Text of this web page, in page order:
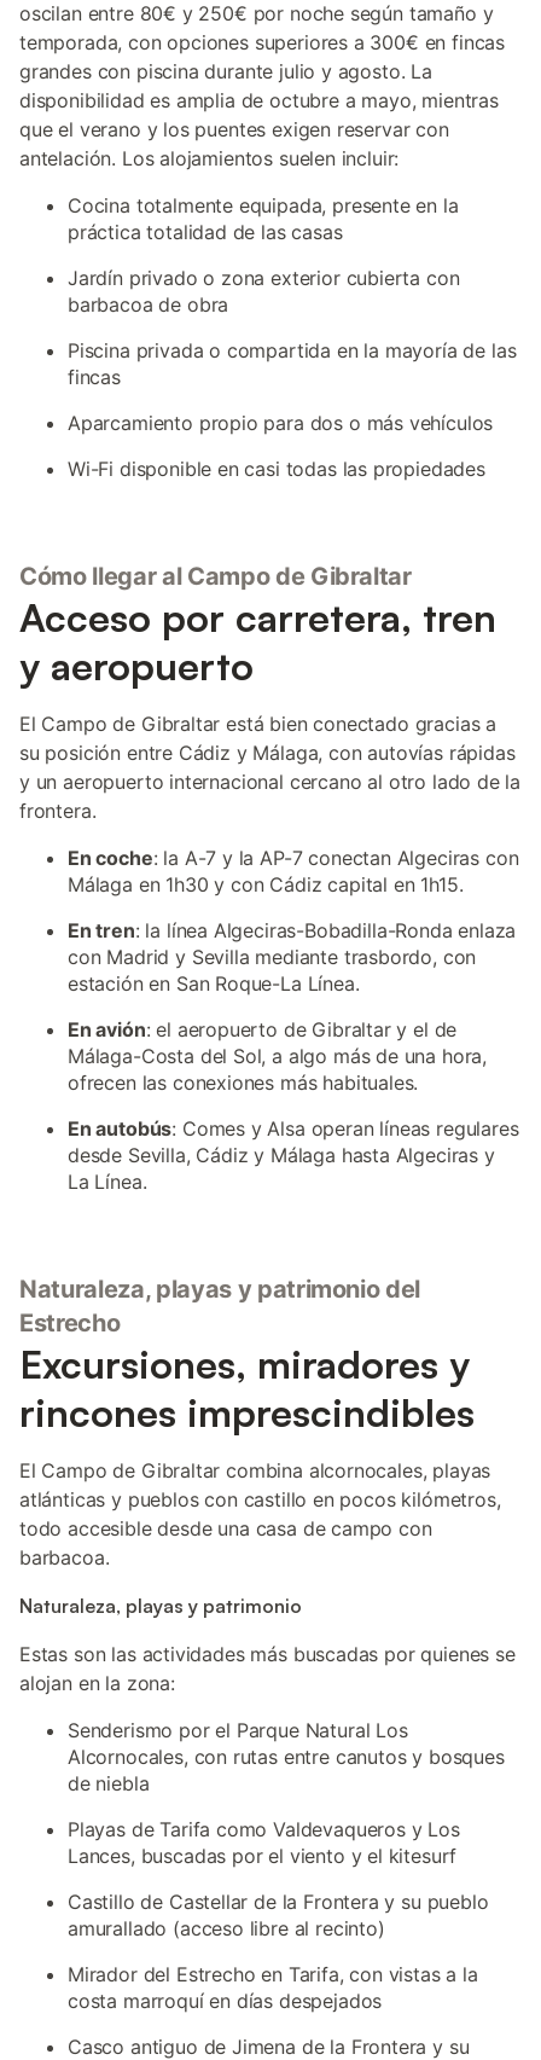
oscilan entre 80€ y 250€ por noche según tamaño y
temporada, con opciones superiores a 300€ en fincas
grandes con piscina durante julio y agosto. La
disponibilidad es amplia de octubre a mayo, mientras
que el verano y los puentes exigen reservar con
antelación. Los alojamientos suelen incluir:
Cocina totalmente equipada, presente en la
práctica totalidad de las casas
Jardín privado o zona exterior cubierta con
barbacoa de obra
Piscina privada o compartida en la mayoría de las
fincas
Aparcamiento propio para dos o más vehículos
Wi-Fi disponible en casi todas las propiedades
Cómo llegar al Campo de Gibraltar
Acceso por carretera, tren
y aeropuerto
El Campo de Gibraltar está bien conectado gracias a
su posición entre Cádiz y Málaga, con autovías rápidas
y un aeropuerto internacional cercano al otro lado de la
frontera.
En coche: la A-7 y la AP-7 conectan Algeciras con
Málaga en 1h30 y con Cádiz capital en 1h15.
En tren: la línea Algeciras-Bobadilla-Ronda enlaza
con Madrid y Sevilla mediante trasbordo, con
estación en San Roque-La Línea.
En avión: el aeropuerto de Gibraltar y el de
Málaga-Costa del Sol, a algo más de una hora,
ofrecen las conexiones más habituales.
En autobús: Comes y Alsa operan líneas regulares
desde Sevilla, Cádiz y Málaga hasta Algeciras y
La Línea.
Naturaleza, playas y patrimonio del
Estrecho
Excursiones, miradores y
rincones imprescindibles
El Campo de Gibraltar combina alcornocales, playas
atlánticas y pueblos con castillo en pocos kilómetros,
todo accesible desde una casa de campo con
barbacoa.
Naturaleza, playas y patrimonio
Estas son las actividades más buscadas por quienes se
alojan en la zona:
Senderismo por el Parque Natural Los
Alcornocales, con rutas entre canutos y bosques
de niebla
Playas de Tarifa como Valdevaqueros y Los
Lances, buscadas por el viento y el kitesurf
Castillo de Castellar de la Frontera y su pueblo
amurallado (acceso libre al recinto)
Mirador del Estrecho en Tarifa, con vistas a la
costa marroquí en días despejados
Casco antiguo de Jimena de la Frontera y su